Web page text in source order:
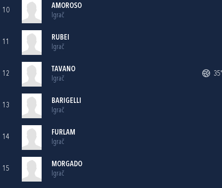
10
AMOROSO
Igrač
11
RUBEI
Igrač
12
TAVANO
Igrač
35'
13
BARIGELLI
Igrač
14
FURLAM
Igrač
15
MORGADO
Igrač